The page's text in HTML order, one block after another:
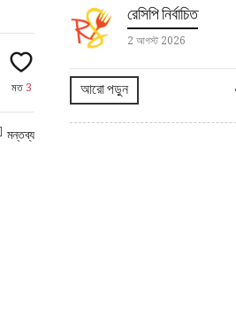
মত 3
মন্তব্য
রেসিপি নির্বাচিত
2 আগস্ট 2026
আরো পড়ুন